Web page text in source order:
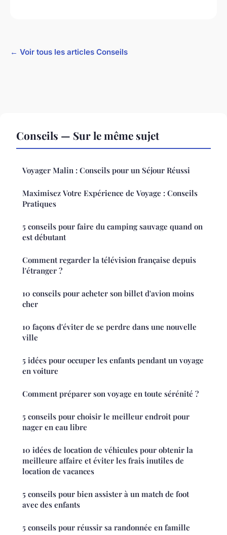
← Voir tous les articles Conseils
Conseils — Sur le même sujet
Voyager Malin : Conseils pour un Séjour Réussi
Maximisez Votre Expérience de Voyage : Conseils
Pratiques
5 conseils pour faire du camping sauvage quand on
est débutant
Comment regarder la télévision française depuis
l'étranger ?
10 conseils pour acheter son billet d'avion moins
cher
10 façons d'éviter de se perdre dans une nouvelle
ville
5 idées pour occuper les enfants pendant un voyage
en voiture
Comment préparer son voyage en toute sérénité ?
5 conseils pour choisir le meilleur endroit pour
nager en eau libre
10 idées de location de véhicules pour obtenir la
meilleure affaire et éviter les frais inutiles de
location de vacances
5 conseils pour bien assister à un match de foot
avec des enfants
5 conseils pour réussir sa randonnée en famille